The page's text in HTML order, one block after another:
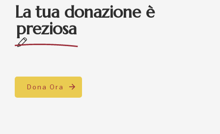
La tua donazione è
preziosa
Dona Ora